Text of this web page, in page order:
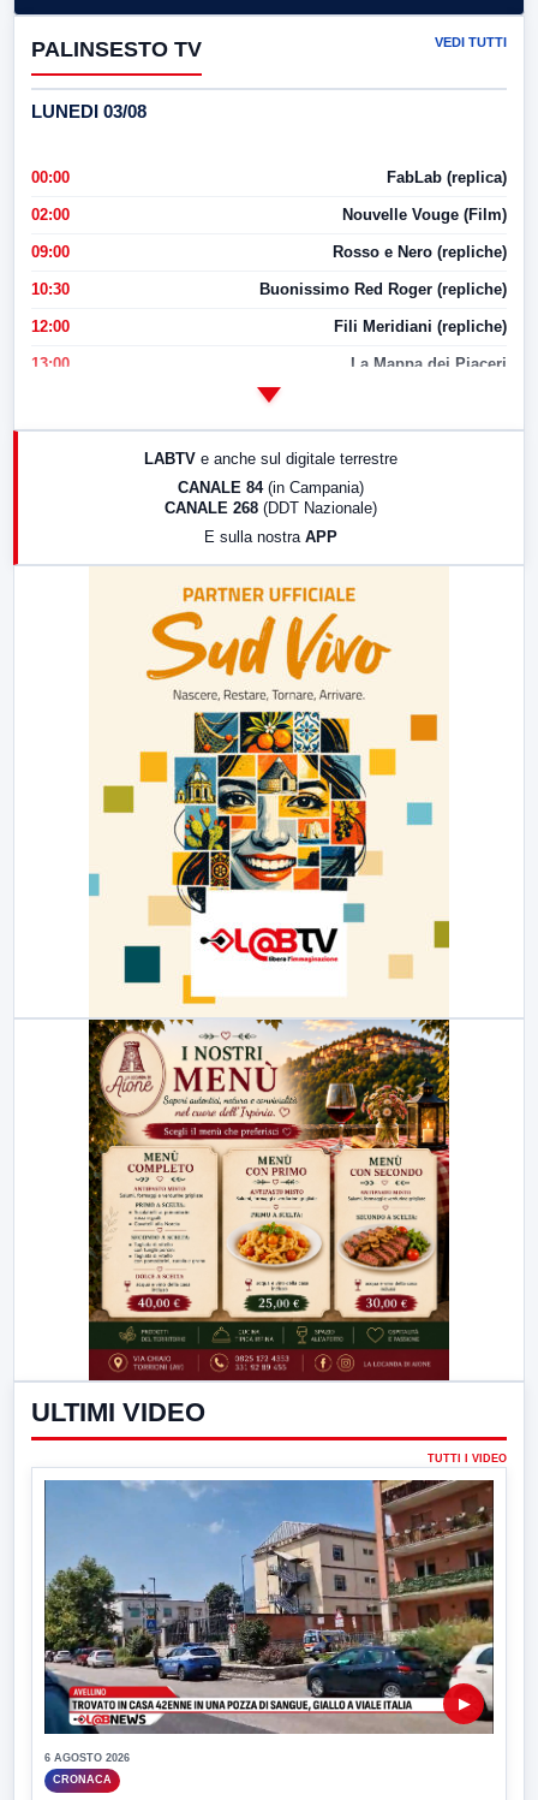
PALINSESTO TV VEDI TUTTI
LUNEDI 03/08
00:00 FabLab (replica)
02:00 Nouvelle Vouge (Film)
09:00 Rosso e Nero (repliche)
10:30 Buonissimo Red Roger (repliche)
12:00 Fili Meridiani (repliche)
13:00 La Mappa dei Piaceri
LABTV e anche sul digitale terrestre
CANALE 84 (in Campania)
CANALE 268 (DDT Nazionale)
E sulla nostra APP
ULTIMI VIDEO
TUTTI I VIDEO
▶
6 AGOSTO 2026
CRONACA